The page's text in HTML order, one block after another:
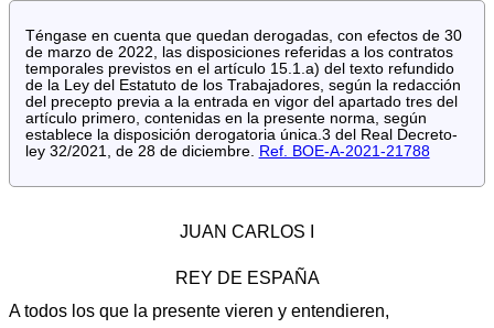
Téngase en cuenta que quedan derogadas, con efectos de 30
de marzo de 2022, las disposiciones referidas a los contratos
temporales previstos en el artículo 15.1.a) del texto refundido
de la Ley del Estatuto de los Trabajadores, según la redacción
del precepto previa a la entrada en vigor del apartado tres del
artículo primero, contenidas en la presente norma, según
establece la disposición derogatoria única.3 del Real Decreto-
ley 32/2021, de 28 de diciembre.
Ref. BOE-A-2021-21788
JUAN CARLOS I
REY DE ESPAÑA
A todos los que la presente vieren y entendieren,